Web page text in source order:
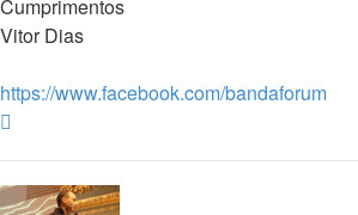
Cumprimentos
Vitor Dias
https://www.facebook.com/bandaforum